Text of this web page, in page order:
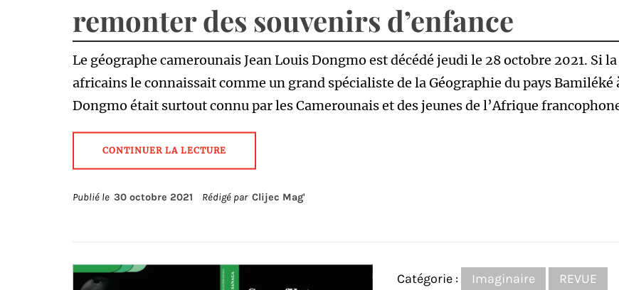
remonter des souvenirs d’enfance
Le géographe camerounais Jean Louis Dongmo est décédé jeudi le 28 octobre 2021. Si
africains le connaissait comme un grand spécialiste de la Géographie du pays Bamiléké
Dongmo était surtout connu par les Camerounais et des jeunes de l’Afrique
CONTINUER LA LECTURE
Publié le 30 octobre 2021 Rédigé par Clijec Mag'
Catégorie : Imaginaire REVUE